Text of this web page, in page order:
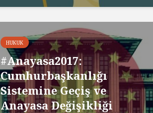
HUKUK
#Anayasa2017:
Cumhurbaşkanlığı
Sistemine Geçiş ve
Anayasa Değişikliği